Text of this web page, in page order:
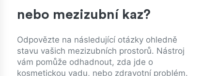
nebo mezizubní kaz?
Odpovězte na následující otázky ohledně
stavu vašich mezizubních prostorů. Nástroj
vám pomůže odhadnout, zda jde o
kosmetickou vadu, nebo zdravotní problém.